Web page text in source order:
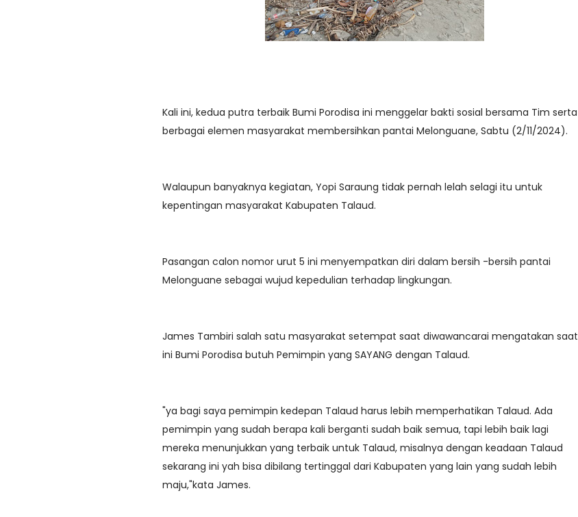
Kali ini, kedua putra terbaik Bumi Porodisa ini menggelar bakti sosial bersama Tim serta
berbagai elemen masyarakat membersihkan pantai Melonguane, Sabtu (2/11/2024).
Walaupun banyaknya kegiatan, Yopi Saraung tidak pernah lelah selagi itu untuk
kepentingan masyarakat Kabupaten Talaud.
Pasangan calon nomor urut 5 ini menyempatkan diri dalam bersih -bersih pantai
Melonguane sebagai wujud kepedulian terhadap lingkungan.
James Tambiri salah satu masyarakat setempat saat diwawancarai mengatakan saat
ini Bumi Porodisa butuh Pemimpin yang SAYANG dengan Talaud.
"ya bagi saya pemimpin kedepan Talaud harus lebih memperhatikan Talaud. Ada
pemimpin yang sudah berapa kali berganti sudah baik semua, tapi lebih baik lagi
mereka menunjukkan yang terbaik untuk Talaud, misalnya dengan keadaan Talaud
sekarang ini yah bisa dibilang tertinggal dari Kabupaten yang lain yang sudah lebih
maju,"kata James.